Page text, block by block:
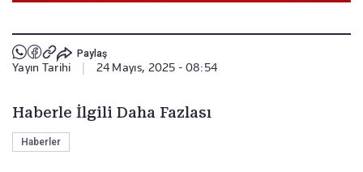
Paylaş
Yayın Tarihi 24 Mayıs, 2025 - 08:54
Haberle İlgili Daha Fazlası
Haberler